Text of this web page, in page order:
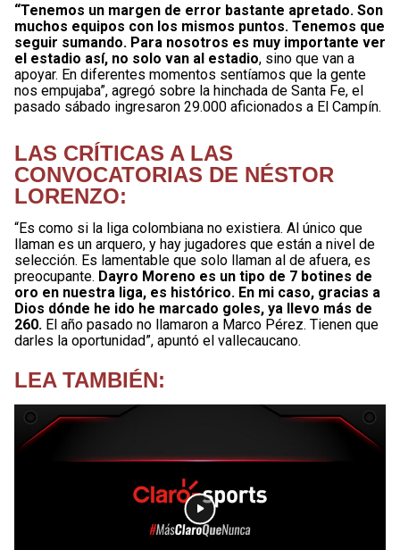
“Tenemos un margen de error bastante apretado. Son
muchos equipos con los mismos puntos. Tenemos que
seguir sumando. Para nosotros es muy importante ver
el estadio así, no solo van al estadio, sino que van a
apoyar. En diferentes momentos sentíamos que la gente
nos empujaba”, agregó sobre la hinchada de Santa Fe, el
pasado sábado ingresaron 29.000 aficionados a El Campín.
LAS CRÍTICAS A LAS
CONVOCATORIAS DE NÉSTOR
LORENZO:
“Es como si la liga colombiana no existiera. Al único que
llaman es un arquero, y hay jugadores que están a nivel de
selección. Es lamentable que solo llaman al de afuera, es
preocupante. Dayro Moreno es un tipo de 7 botines de
oro en nuestra liga, es histórico. En mi caso, gracias a
Dios dónde he ido he marcado goles, ya llevo más de
260. El año pasado no llamaron a Marco Pérez. Tienen que
darles la oportunidad”, apuntó el vallecaucano.
LEA TAMBIÉN: